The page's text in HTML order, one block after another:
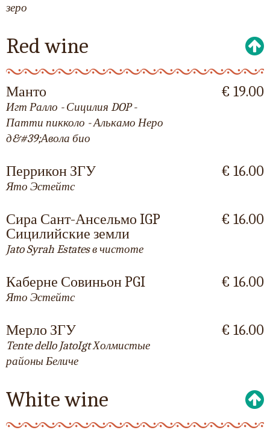
зеро
Red wine
Манто
Игт Ралло - Сицилия DOP -
Патти пикколо - Алькамо Неро
д&#39;Авола био
€ 19.00
Перрикон ЗГУ
Ято Эстейтс
€ 16.00
Сира Сант-Ансельмо IGP
Сицилийские земли
Jato Syrah Estates в чистоте
€ 16.00
Каберне Совиньон PGI
Ято Эстейтс
€ 16.00
Мерло ЗГУ
Tente dello JatoIgt Холмистые
районы Беличе
€ 16.00
White wine